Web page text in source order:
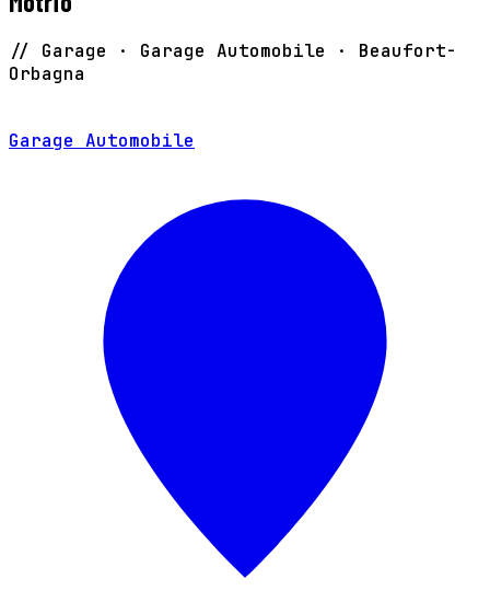
// Garage · Garage Automobile · Beaufort-
Orbagna
Garage Automobile